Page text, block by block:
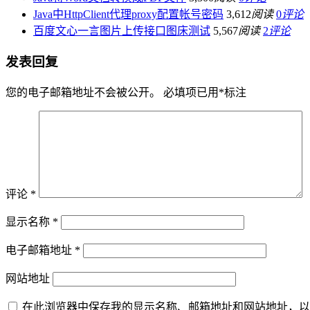
Java中HttpClient代理proxy配置帐号密码 3,612阅读 0评论
百度文心一言图片上传接口图床测试 5,567阅读 2评论
发表回复
您的电子邮箱地址不会被公开。 必填项已用 *标注
评论 *
显示名称 *
电子邮箱地址 *
网站地址
在此浏览器中保存我的显示名称、邮箱地址和网站地址，以